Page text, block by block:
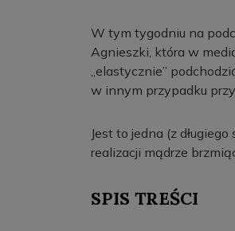
W tym tygodniu na
Agnieszki, która w
„elastycznie”
w innym przypadku
Jest to jedna (z
realizacji mądrze
SPIS TREŚCI